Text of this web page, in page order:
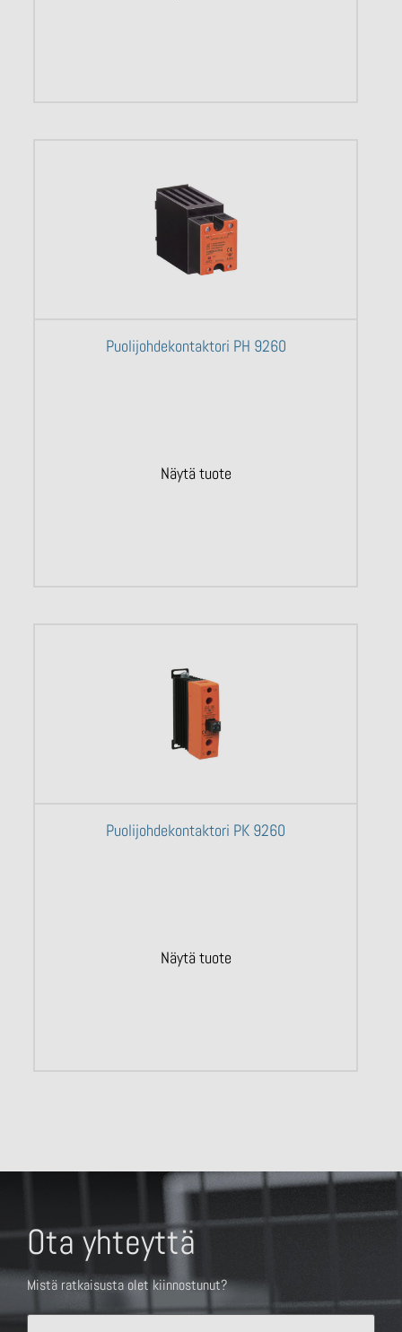
Puolijohdekontaktori PH 9260
Näytä tuote
Puolijohdekontaktori PK 9260
Näytä tuote
Ota yhteyttä
Mistä ratkaisusta olet kiinnostunut?